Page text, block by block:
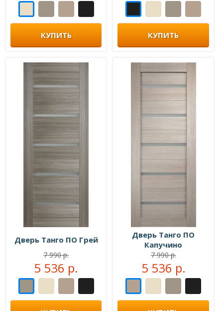
КУПИТЬ КУПИТЬ
Дверь Танго ПО Грей
7 990 р.
5 536 р.
Дверь Танго ПО
Капучино
7 990 р.
5 536 р.